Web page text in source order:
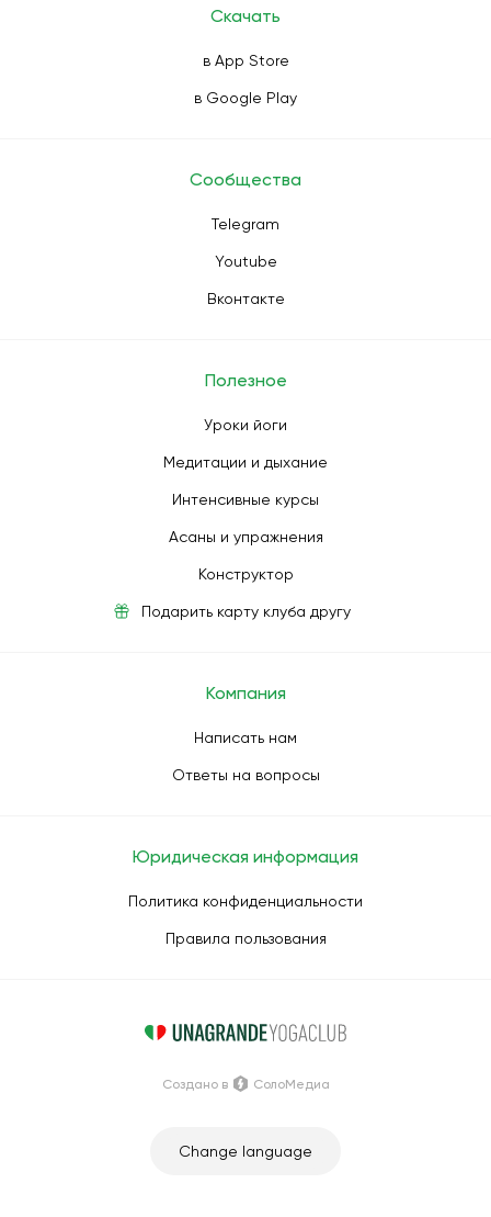
Скачать
в App Store
в Google Play
Сообщества
Telegram
Youtube
Вконтакте
Полезное
Уроки йоги
Медитации и дыхание
Интенсивные курсы
Асаны и упражнения
Конструктор
Подарить карту клуба другу
Компания
Написать нам
Ответы на вопросы
Юридическая информация
Политика конфиденциальности
Правила пользования
Change language
Создано в СолоМедиа